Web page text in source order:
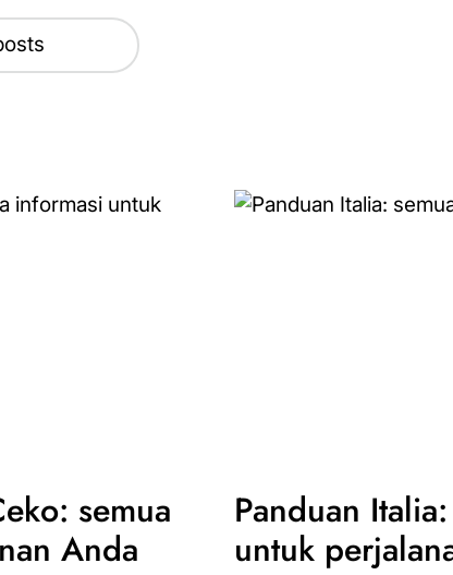
semua
Anda
Panduan
untuk